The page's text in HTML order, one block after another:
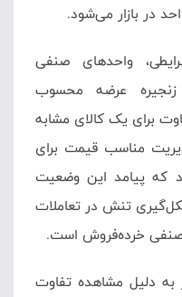
در بازار می‌شود.
واحدهای صنفی
عرضه محسوب
برای یک کالای مشابه
مناسب قیمت برای
که پیامد این وضعیت
تنش در تعاملات
خرده‌فروش است.
به دلیل مشاهده تفاوت